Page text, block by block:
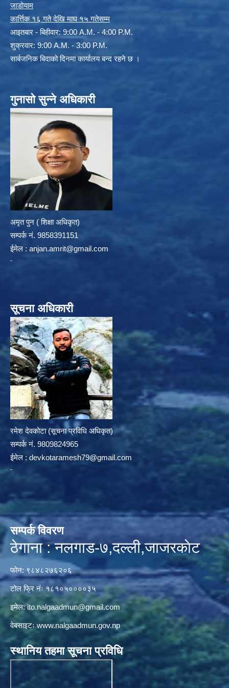
जाडोयाम
कार्त्तिक १६ गते देखि माघ १५ गतेसम्म
आइतबार - बिहीवार: 9:00 A.M. - 4:00 P.M.
शुक्रवार: 9:00 A.M. - 3:00 P.M.
सार्बजनिक बिदाको दिनमा कार्यालय बन्द रहने छ ।
गुनासो सुन्ने अधिकारी
अमृत पुन ( शिक्षा अधिकृत)
सम्पर्क न‌ं. 9858391151
ईमेल : anjan.amrit@gmail.com
सूचना अधिकारी
रमेश देवकोटा (सूचना प्रविधि अधिकृत)
सम्पर्क न‌ं. 9809824965
ईमेल : devkotaramesh79@gmail.com
सम्पर्क विवरण
ठेगाना : नलगाड-७,दल्ली,जाजरकाेट
फोन: ९८४८२७६२०६
टोल फ्रि नंः १८१०५००००३५
इमेल:ito.nalgaadmun@gmail.com
वेबसाइटःwww.nalgaadmun.gov.np
स्थानिय तहमा सूचना प्रविधि